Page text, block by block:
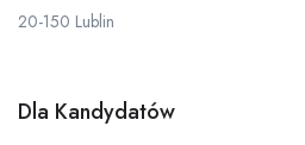
20-150 Lublin
Dla Kandydatów